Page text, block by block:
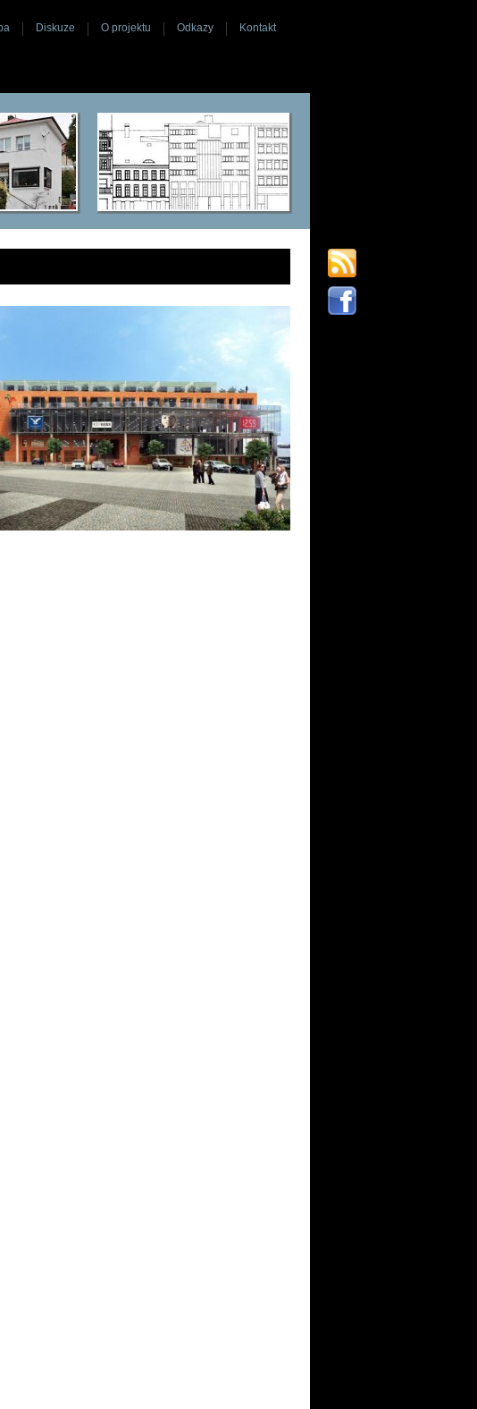
Diskuze O projektu Odkazy Kontakt